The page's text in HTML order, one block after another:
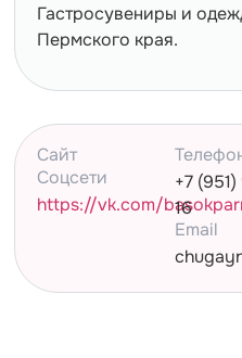
Гастросувениры и
Пермского края.
Сайт
Cоцсети
https://vk.com/
+7
16
Email